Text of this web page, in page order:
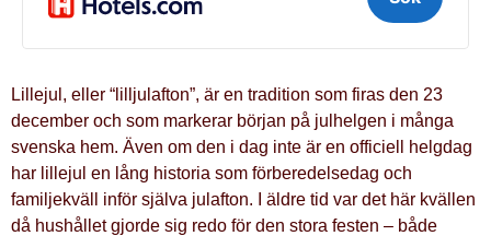
Lillejul, eller “lilljulafton”, är en tradition som firas den 23
december och som markerar början på julhelgen i många
svenska hem. Även om den i dag inte är en officiell helgdag
har lillejul en lång historia som förberedelsedag och
familjekväll inför själva julafton. I äldre tid var det här kvällen
då hushållet gjorde sig redo för den stora festen – både